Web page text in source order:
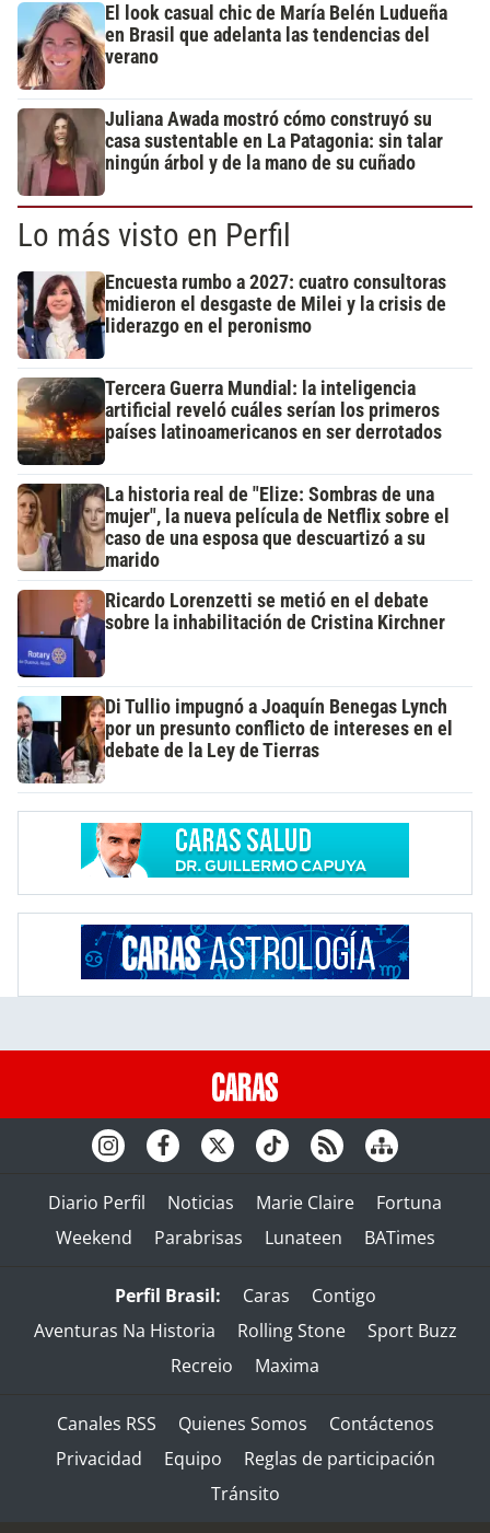
El look casual chic de María Belén Ludueña
en Brasil que adelanta las tendencias del
verano
Juliana Awada mostró cómo construyó su
casa sustentable en La Patagonia: sin talar
ningún árbol y de la mano de su cuñado
Lo más visto en Perfil
Encuesta rumbo a 2027: cuatro consultoras
midieron el desgaste de Milei y la crisis de
liderazgo en el peronismo
Tercera Guerra Mundial: la inteligencia
artificial reveló cuáles serían los primeros
países latinoamericanos en ser derrotados
La historia real de "Elize: Sombras de una
mujer", la nueva película de Netflix sobre el
caso de una esposa que descuartizó a su
marido
Ricardo Lorenzetti se metió en el debate
sobre la inhabilitación de Cristina Kirchner
Di Tullio impugnó a Joaquín Benegas Lynch
por un presunto conflicto de intereses en el
debate de la Ley de Tierras
Diario Perfil Noticias Marie Claire
Fortuna
Weekend
Parabrisas Lunateen BATimes
Perfil Brasil: Caras
Contigo
Aventuras Na Historia
Rolling Stone
Sport Buzz
Recreio
Maxima
Canales RSS Quienes Somos
Contáctenos
Privacidad
Equipo
Reglas de participación
Tránsito